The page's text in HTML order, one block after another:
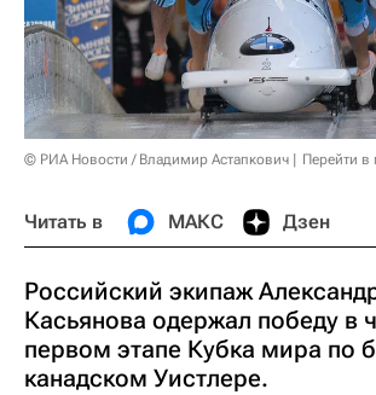
© РИА Новости / Владимир Астапкович Перейти в
Читать в МАКС Дзен
Российский экипаж
Касьянова одержал победу в
первом этапе Кубка мира по
канадском Уистлере.